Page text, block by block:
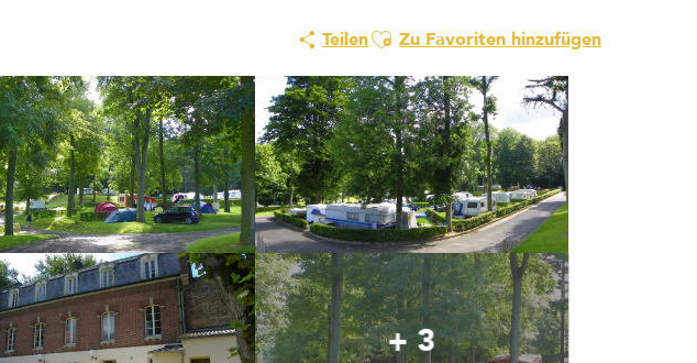
TeilenAjouter aux favoris
Zu Favoriten hinzufügen
+ 3